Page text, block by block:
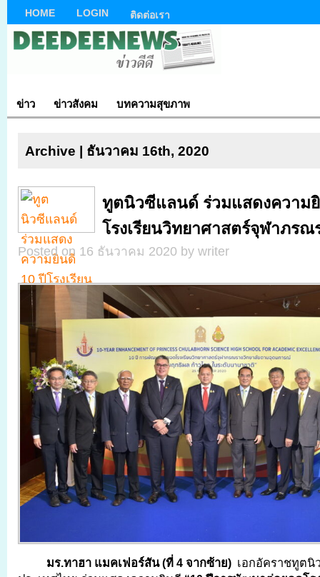
HOME LOGIN ติดต่อเรา
ข่าว ข่าวสังคม บทความสุขภาพ
Archive | ธันวาคม 16th, 2020
ทูตนิวซีแลนด์ ร่วมแสดงความ
โรงเรียนวิทยาศาสตร์จุฬาภรณ
Posted on 16 ธันวาคม 2020 by writer
มร.ทาฮา แมคเฟอร์สัน (ที่ 4 จากซ้าย) เอกอัคราชทูตนิ